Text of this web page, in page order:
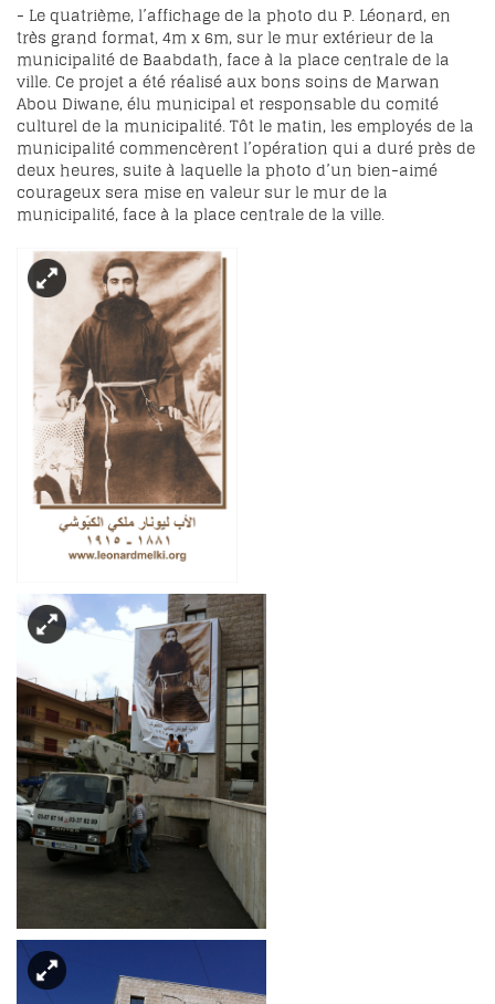
- Le quatrième, l’affichage de la photo du P. Léonard, en
très grand format, 4m x 6m, sur le mur extérieur de la
municipalité de Baabdath, face à la place centrale de la
ville. Ce projet a été réalisé aux bons soins de Marwan
Abou Diwane, élu municipal et responsable du comité
culturel de la municipalité. Tôt le matin, les employés de la
municipalité commencèrent l’opération qui a duré près de
deux heures, suite à laquelle la photo d’un bien-aimé
courageux sera mise en valeur sur le mur de la
municipalité, face à la place centrale de la ville.